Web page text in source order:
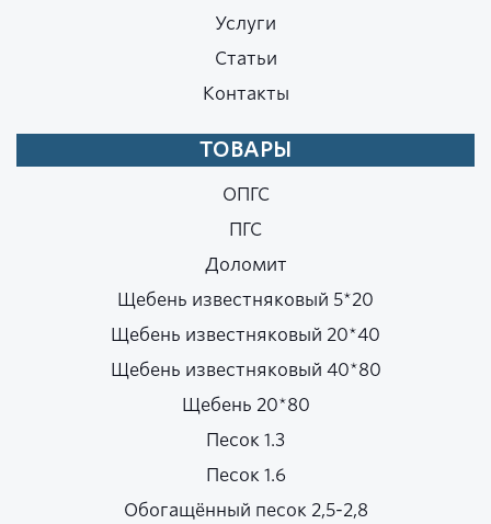
Услуги
Статьи
Контакты
ТОВАРЫ
ОПГС
ПГС
Доломит
Щебень известняковый 5*20
Щебень известняковый 20*40
Щебень известняковый 40*80
Щебень 20*80
Песок 1.3
Песок 1.6
Обогащённый песок 2,5-2,8